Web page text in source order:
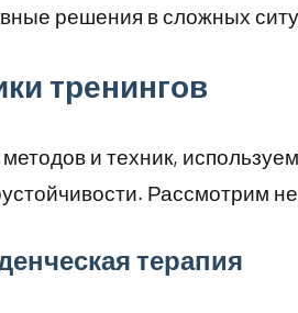
решения в сложных
тренингов
и техник,
Рассмотрим
терапия